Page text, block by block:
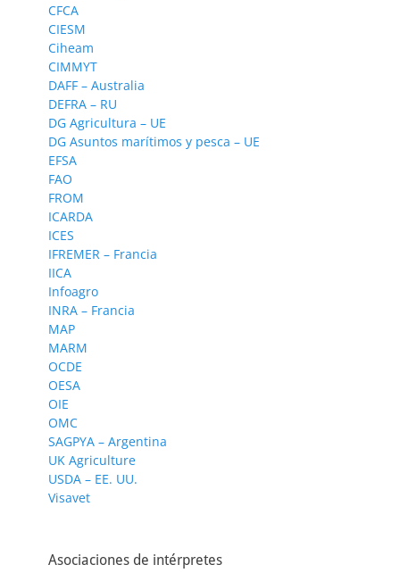
CFCA
CIESM
Ciheam
CIMMYT
DAFF – Australia
DEFRA – RU
DG Agricultura – UE
DG Asuntos marítimos y pesca – UE
EFSA
FAO
FROM
ICARDA
ICES
IFREMER – Francia
IICA
Infoagro
INRA – Francia
MAP
MARM
OCDE
OESA
OIE
OMC
SAGPYA – Argentina
UK Agriculture
USDA – EE. UU.
Visavet
Asociaciones de intérpretes